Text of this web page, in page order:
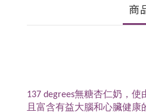
商
137 degrees無糖杏仁奶，
且富含有益大腦和心臟健康